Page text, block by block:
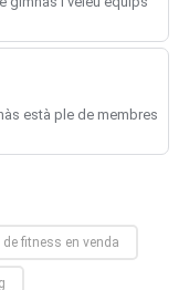
està ple de membres
fitness en venda